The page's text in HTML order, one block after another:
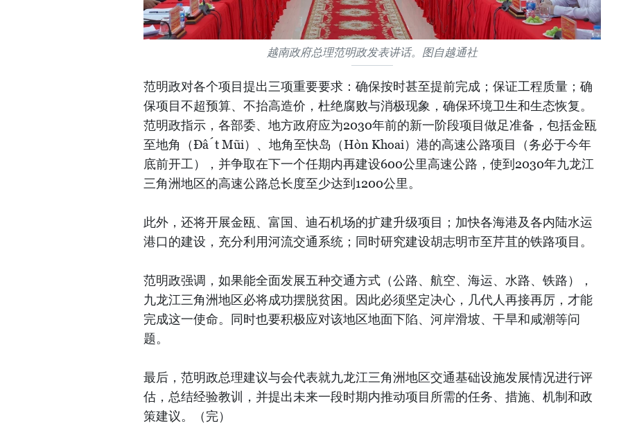
越南政府总理范明政发表讲话。图自越通社
范明政对各个项目提出三项重要要求：确保按时甚至提前完成；保证工程质量；确
保项目不超预算、不抬高造价，杜绝腐败与消极现象，确保环境卫生和生态恢复。
范明政指示，各部委、地方政府应为2030年前的新一阶段项目做足准备，包括金瓯
至地角（Đất Mũi）、地角至快岛（Hòn Khoai）港的高速公路项目（务必于今年
底前开工），并争取在下一个任期内再建设600公里高速公路，使到2030年九龙江
三角洲地区的高速公路总长度至少达到1200公里。
此外，还将开展金瓯、富国、迪石机场的扩建升级项目；加快各海港及各内陆水运
港口的建设，充分利用河流交通系统；同时研究建设胡志明市至芹苴的铁路项目。
范明政强调，如果能全面发展五种交通方式（公路、航空、海运、水路、铁路），
九龙江三角洲地区必将成功摆脱贫困。因此必须坚定决心，几代人再接再厉，才能
完成这一使命。同时也要积极应对该地区地面下陷、河岸滑坡、干旱和咸潮等问
题。
最后，范明政总理建议与会代表就九龙江三角洲地区交通基础设施发展情况进行评
估，总结经验教训，并提出未来一段时期内推动项目所需的任务、措施、机制和政
策建议。（完）